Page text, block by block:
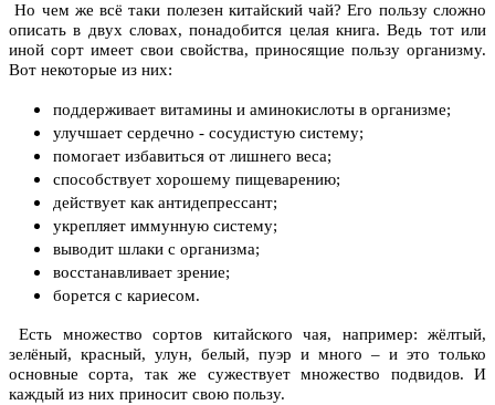
Но чем же всё таки полезен китайский чай? Его пользу сложно
описать в двух словах, понадобится целая книга. Ведь тот или
иной сорт имеет свои свойства, приносящие пользу организму.
Вот некоторые из них:
поддерживает витамины и аминокислоты в организме;
улучшает сердечно - сосудистую систему;
помогает избавиться от лишнего веса;
способствует хорошему пищеварению;
действует как антидепрессант;
укрепляет иммунную систему;
выводит шлаки с организма;
восстанавливает зрение;
борется с кариесом.
Есть множество сортов китайского чая, например: жёлтый,
зелёный, красный, улун, белый, пуэр и много – и это только
основные сорта, так же сужествует множество подвидов. И
каждый из них приносит свою пользу.